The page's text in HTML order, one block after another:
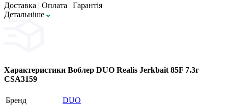
Доставка | Оплата | Гарантія
Детальнiше
Характеристики Воблер DUO Realis Jerkbait 85F 7.3г
CSA3159
Бренд
DUO